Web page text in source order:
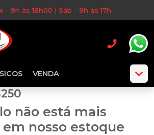
- 9h às 18h00 | Sáb - 9h às 17h
VENDA
não está mais
nosso estoque